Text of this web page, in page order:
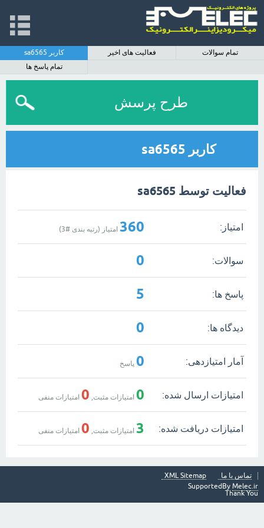
کاربر sa6565 فعالیت های اخیر
تمام سوالات
تمام پاسخ ها
طرح پرسش
کاربر sa6565
فعالیت توسط sa6565
امتیاز: 360 امتیاز (رتبه بندی #3
)
سوالات: 0
پاسخ ها: 5
دیدگاه ها: 0
آمار امتیازدهی: 0 پاسخ
امتیازات ارسال شده: 0 امتیازات مثبت, 0 امتیازات منفی
امتیازات دریافت شده: 3 امتیازات مثبت, 0 امتیازات منفی
تماس با ما
XML Sitemap
SupportedBy Melec.ir
Thank You